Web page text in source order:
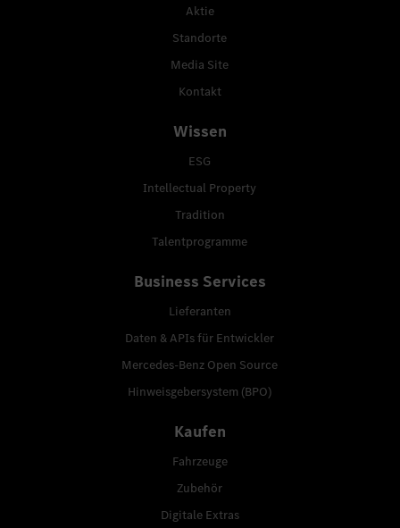
Aktie
Standorte
Media Site
Kontakt
Wissen
ESG
Intellectual Property
Tradition
Talentprogramme
Business Services
Lieferanten
Daten & APIs für Entwickler
Mercedes-Benz Open Source
Hinweisgebersystem (BPO)
Kaufen
Fahrzeuge
Zubehör
Digitale Extras